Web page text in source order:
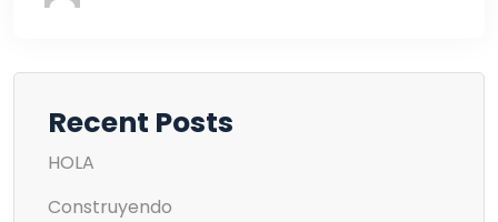
Recent Posts
HOLA
Construyendo